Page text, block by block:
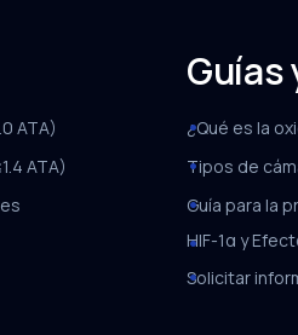
ATA)
ATA)
Guías
¿Qué es la
Tipos de
Guía para la
HIF-1α y
Solicitar